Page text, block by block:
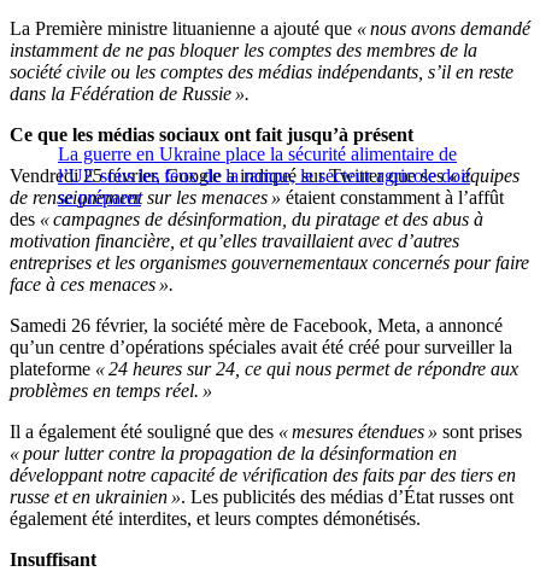
La Première ministre lituanienne a ajouté que « nous avons demandé
instamment de ne pas bloquer les comptes des membres de la
société civile ou les comptes des médias indépendants, s’il en reste
dans la Fédération de Russie ».
La guerre en Ukraine place la sécurité alimentaire de
l’UE sous les feux de la rampe, le secteur agricole doit
se préparer
Ce que les médias sociaux ont fait jusqu’à présent
Vendredi 25 février, Google a indiqué sur Twitter que ses« équipes
de renseignement sur les menaces » étaient constamment à l’affût
des « campagnes de désinformation, du piratage et des abus à
motivation financière, et qu’elles travaillaient avec d’autres
entreprises et les organismes gouvernementaux concernés pour faire
face à ces menaces ».
Samedi 26 février, la société mère de Facebook, Meta, a annoncé
qu’un centre d’opérations spéciales avait été créé pour surveiller la
plateforme « 24 heures sur 24, ce qui nous permet de répondre aux
problèmes en temps réel. »
Il a également été souligné que des « mesures étendues » sont prises
« pour lutter contre la propagation de la désinformation en
développant notre capacité de vérification des faits par des tiers en
russe et en ukrainien ». Les publicités des médias d’État russes ont
également été interdites, et leurs comptes démonétisés.
Insuffisant